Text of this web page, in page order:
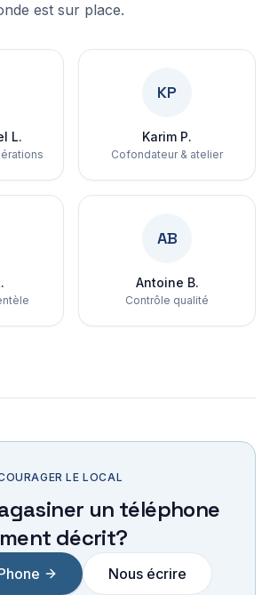
est sur place.
L.
KP
Karim P.
Cofondateur & atelier
AB
Antoine B.
Contrôle qualité
LE LOCAL
un téléphone
décrit?
Nous écrire